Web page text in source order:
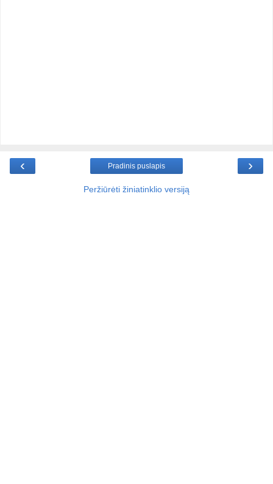
‹ ›
Pradinis puslapis
Peržiūrėti žiniatinklio versiją